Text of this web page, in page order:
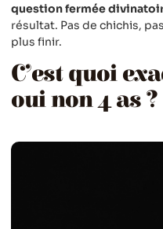
question fermée
résultat. Pas de chichis,
plus finir.
C’est quoi
oui non 4 as ?